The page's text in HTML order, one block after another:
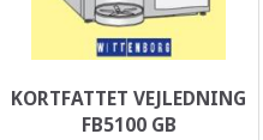
KORTFATTET VEJLEDNING
FB5100 GB